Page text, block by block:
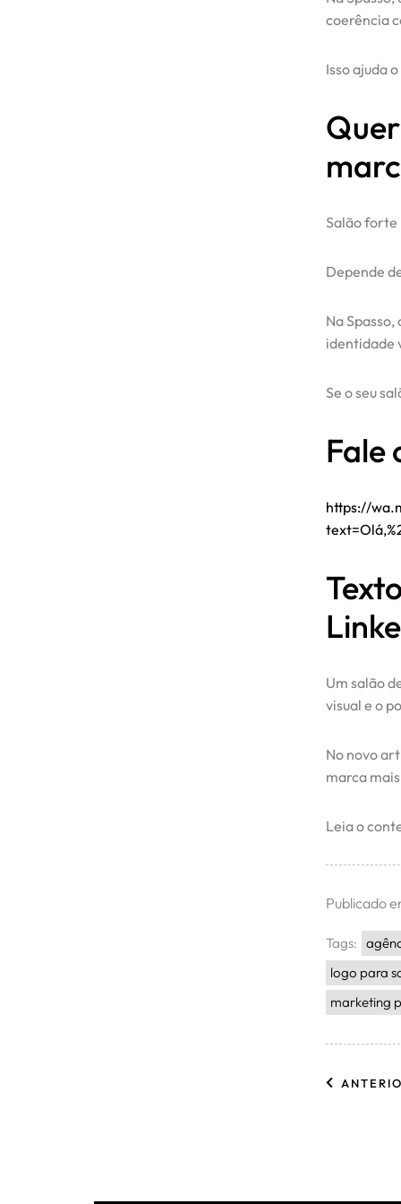
coerência
Isso ajuda
Salão forte
Depende
Na
identidade
Se o seu
Fale
https://
Um salão
visual e o
No novo
marca
Leia o
Publicado
Tags:
logo para
marketing